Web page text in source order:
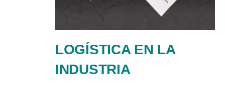
LOGÍSTICA EN LA
INDUSTRIA